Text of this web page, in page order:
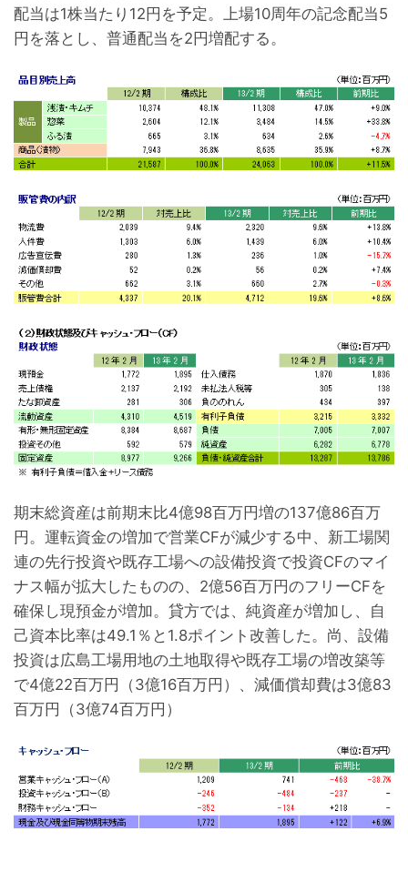
配当は1株当たり12円を予定。上場10周年の記念配当5
円を落とし、普通配当を2円増配する。
期末総資産は前期末比4億98百万円増の137億86百万
円。運転資金の増加で営業CFが減少する中、新工場関
連の先行投資や既存工場への設備投資で投資CFのマイ
ナス幅が拡大したものの、2億56百万円のフリーCFを
確保し現預金が増加。貸方では、純資産が増加し、自
己資本比率は49.1％と1.8ポイント改善した。尚、設備
投資は広島工場用地の土地取得や既存工場の増改築等
で4億22百万円（3億16百万円）、減価償却費は3億83
百万円（3億74百万円）